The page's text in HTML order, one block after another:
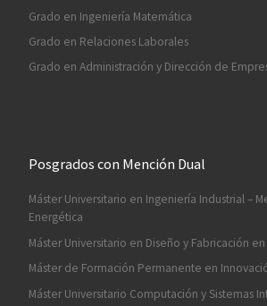
Grado en Ingeniería Matemática
Grado en Relaciones Laborales
Grado en Administración y Dirección de
Posgrados con Mención Dual
Máster Universitario en Ingeniería Industrial –
Energética
Máster Universitario en Diseño y Fabricación
Máster de Formación Permanente en
Máster Universitario Computación y Sistemas